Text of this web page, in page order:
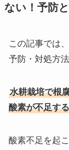
ない！予防
この記事では
予防・対処方
水耕栽培で根
酸素が不足す
酸素不足を起